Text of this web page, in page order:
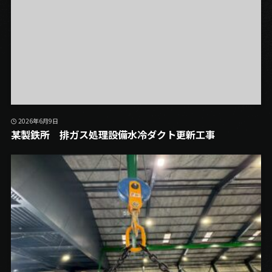
某製鉄所 排ガス処理設備水冷ダクト更新工事
2026年6月9日